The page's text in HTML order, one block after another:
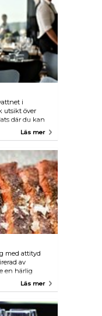
i lugn och ro, gå
kryssa fram
under året
tar 20
till fyra gånger
rundtur
tura. För de
till och med
i
utsikt över
där du kan
solen går ner
av en utsökt
ylande
På Sillen &
havet, särskilt
utvalda
Läs mer
med attityd
av
en härlig
tillagade med
Läs mer